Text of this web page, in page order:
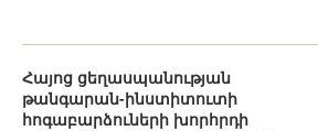
Հայոց ցեղասպանության
թանգարան-ինստիտուտի
հոգաբարձուների խորհրդի